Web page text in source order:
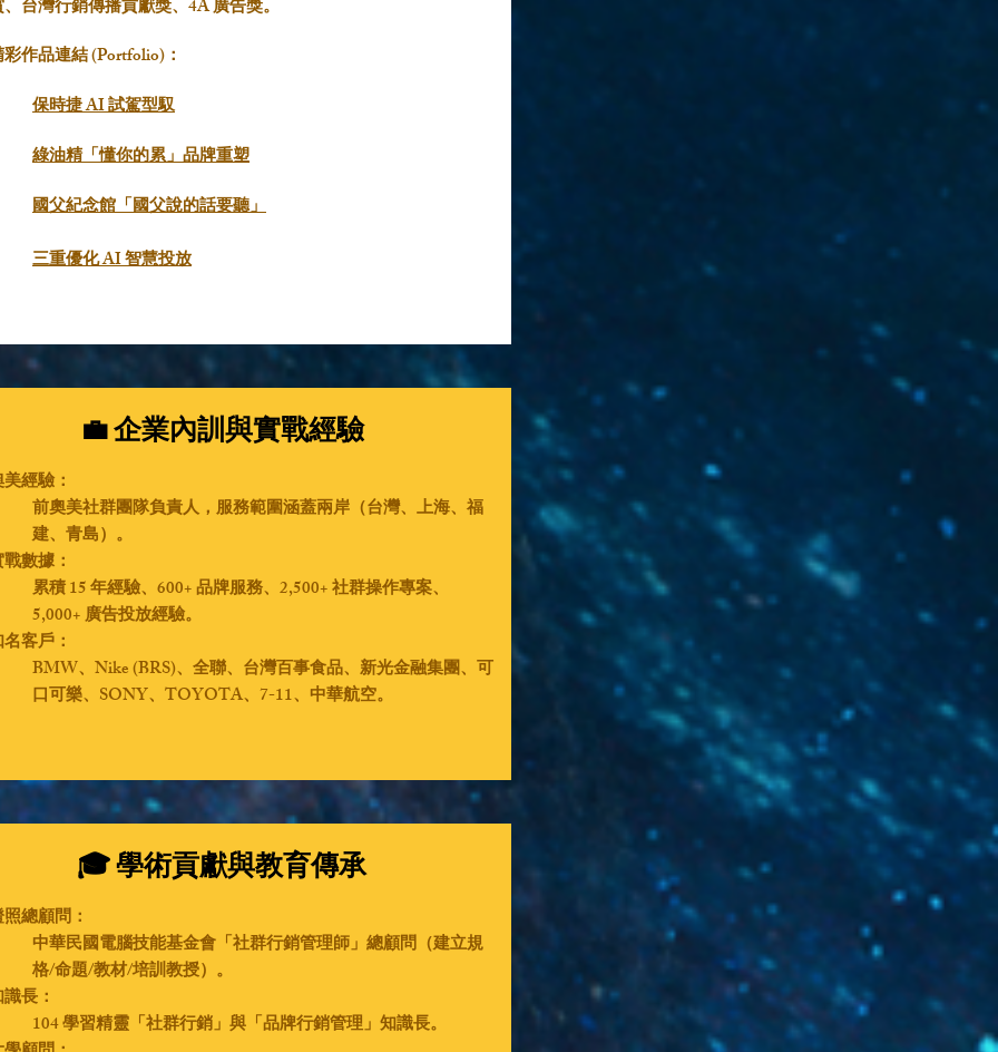
台灣行銷傳播貢獻獎、4A 廣告獎。
作品連結 (Portfolio)：
保時捷 AI 試駕型馭
綠油精「懂你的累」品牌重塑
國父紀念館「國父說的話要聽」
三重優化 AI 智慧投放
💼 企業內訓與實戰經驗
經驗：
前奧美社群團隊負責人，服務範圍涵蓋兩岸（台灣、上海、福
建、青島）。
數據：
累積 15 年經驗、600+ 品牌服務、2,500+ 社群操作專案、
5,000+ 廣告投放經驗。
客戶：
BMW、Nike (BRS)、全聯、台灣百事食品、新光金融集團、可
口可樂、SONY、TOYOTA、7-11、中華航空。
🎓 學術貢獻與教育傳承
總顧問：
中華民國電腦技能基金會「社群行銷管理師」總顧問（建立規
格/命題/教材/培訓教授）。
長：
104 學習精靈「社群行銷」與「品牌行銷管理」知識長。